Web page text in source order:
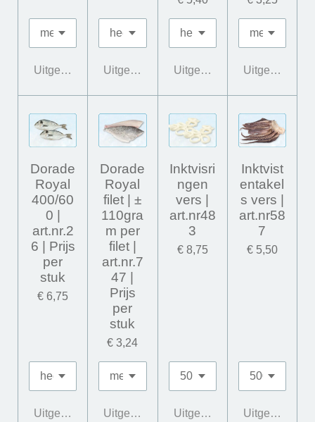
UitgeschakeldUitgeschakeldUitgeschakeldUitgeschakeld
Dorade
Royal
400/60
0 |
art.nr.2
6 | Prijs
per
stuk
€ 6,75
Uitgeschakeld
Dorade
Royal
filet | ±
110gra
m per
filet |
art.nr.7
47 |
Prijs
per
stuk
€ 3,24
Uitgeschakeld
Inktvisri
ngen
vers |
art.nr48
3
€ 8,75
Uitgeschakeld
Inktvist
entakel
s vers |
art.nr58
7
€ 5,50
Uitgeschakeld